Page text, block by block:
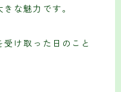
な魅力です。
け取った日のこと